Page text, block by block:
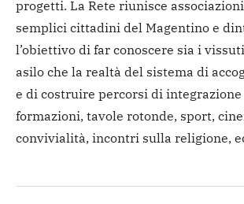
progetti. La Rete riunisce
semplici cittadini del Magentino e
l’obiettivo di far conoscere sia i
asilo che la realtà del sistema di
e di costruire percorsi di
formazioni, tavole rotonde, sport,
convivialità, incontri sulla religione,